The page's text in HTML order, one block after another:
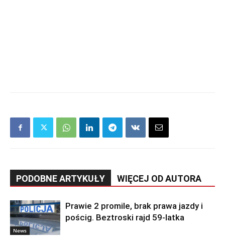
PODOBNE ARTYKUŁY WIĘCEJ OD AUTORA
News
Prawie 2 promile, brak prawa jazdy i
pościg. Beztroski rajd 59-latka